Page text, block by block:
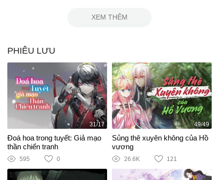
XEM THÊM
PHIÊU LƯU
31/17
Đoá hoa trong tuyết: Giả mạo
thần chiến tranh
595 0
49/49
Sủng thê xuyên không của Hồ
vương
26.6K 121